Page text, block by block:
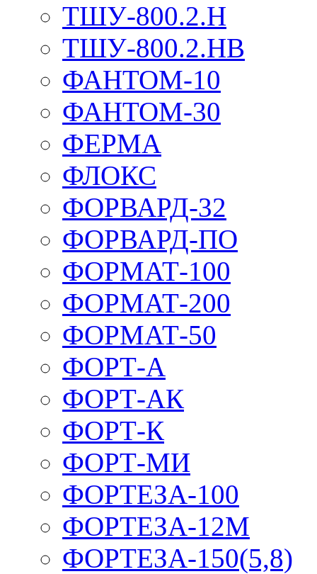
ТШУ-800.2.Н
ТШУ-800.2.НВ
ФАНТОМ-10
ФАНТОМ-30
ФЕРМА
ФЛОКС
ФОРВАРД-32
ФОРВАРД-ПО
ФОРМАТ-100
ФОРМАТ-200
ФОРМАТ-50
ФОРТ-А
ФОРТ-АК
ФОРТ-К
ФОРТ-МИ
ФОРТЕЗА-100
ФОРТЕЗА-12М
ФОРТЕЗА-150(5,8)